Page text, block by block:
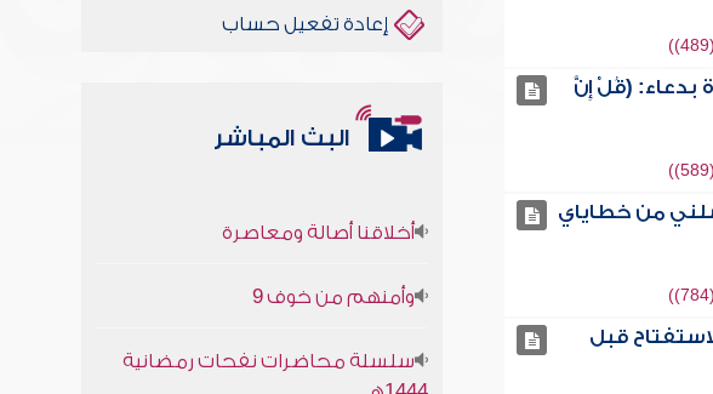
بدعاء: (قُلْ إِنَّ
من خطاياي
قبل
إعادة تفعيل حساب
البث المباشر
1444هـ